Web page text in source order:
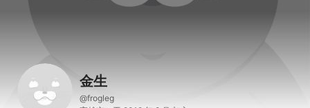
金生
@frogleg